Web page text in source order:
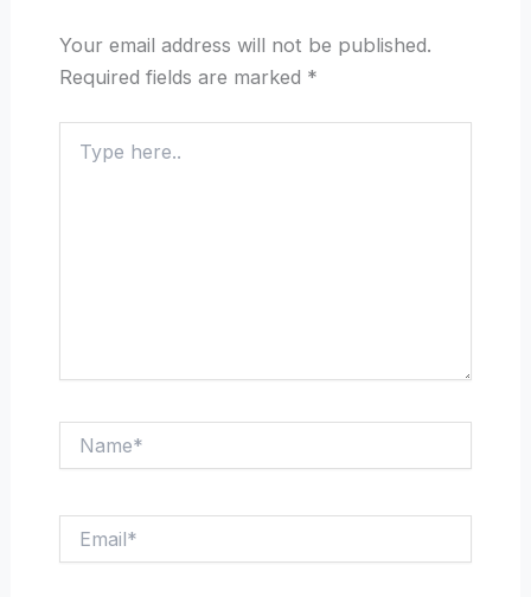
Your email address will not be published.
Required fields are marked *
here..